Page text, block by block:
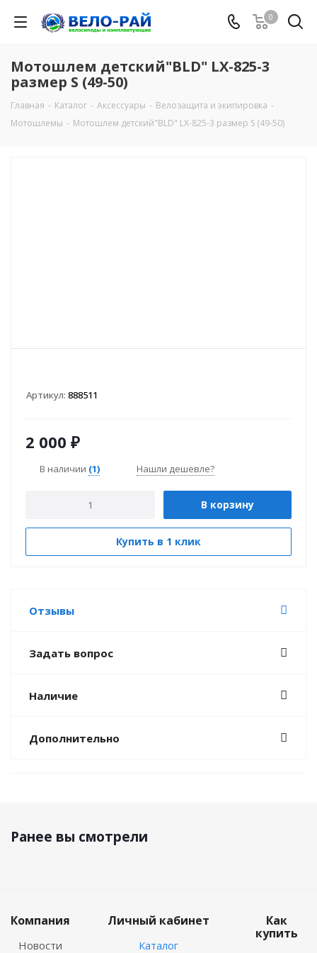
0
Мотошлем детский"BLD" LX-825-3
размер S (49-50)
Главная - Каталог - Аксессуары - Велозащита и экипировка -
Мотошлемы - Мотошлем детский"BLD" LX-825-3 размер S (49-50)
Артикул: 888511
2 000 ₽
В наличии (1) Нашли дешевле?
В корзину
Купить в 1 клик
Отзывы
Задать вопрос
Наличие
Дополнительно
Ранее вы смотрели
Компания
Новости
Личный кабинет
Каталог
Как
купить